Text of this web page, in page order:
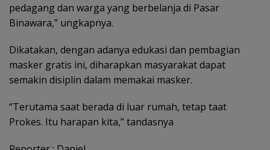
pedagang dan warga yang berbelanja di Pasar
Binawara,” ungkapnya.
Dikatakan, dengan adanya edukasi dan pembagian
masker gratis ini, diharapkan masyarakat dapat
semakin disiplin dalam memakai masker.
“Terutama saat berada di luar rumah, tetap taat
Prokes. Itu harapan kita,” tandasnya